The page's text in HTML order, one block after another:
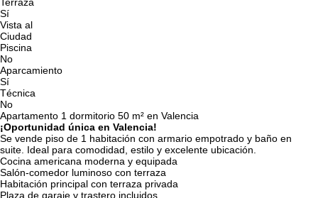
Sí
Vista al
Ciudad
Piscina
No
Aparcamiento
Sí
Técnica
No
Apartamento 1 dormitorio 50 m² en Valencia
¡Oportunidad única en Valencia!
Se vende piso de 1 habitación con armario empotrado y baño en
suite. Ideal para comodidad, estilo y excelente ubicación.
Cocina americana moderna y equipada
Salón-comedor luminoso con terraza
Habitación principal con terraza privada
Plaza de garaje y trastero incluidos